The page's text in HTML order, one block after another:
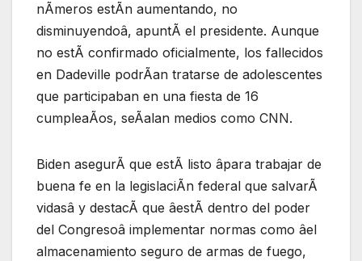
nÃmeros estÃn aumentando, no
disminuyendoâ, apuntÃ el presidente. Aunque
no estÃ confirmado oficialmente, los fallecidos
en Dadeville podrÃan tratarse de adolescentes
que participaban en una fiesta de 16
cumpleaÃos, seÃalan medios como CNN.
Biden asegurÃ que estÃ listo âpara trabajar de
buena fe en la legislaciÃn federal que salvarÃ
vidasâ y destacÃ que âestÃ dentro del poder
del Congresoâ implementar normas como âel
almacenamiento seguro de armas de fuego,